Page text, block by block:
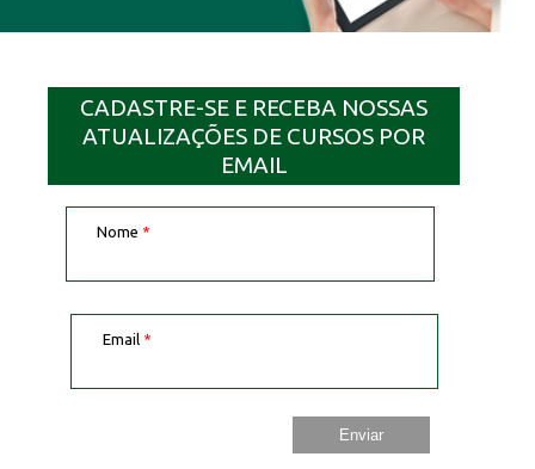
CADASTRE-SE E RECEBA NOSSAS
ATUALIZAÇÕES DE CURSOS POR
EMAIL
Nome *
Email *